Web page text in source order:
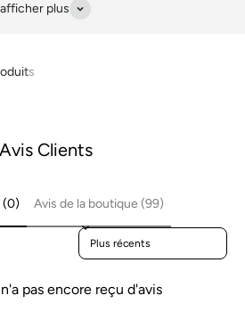
afficher plus
Avis Clients
(0) Avis de la boutique (99)
Sort reviews by
pas encore reçu d'avis